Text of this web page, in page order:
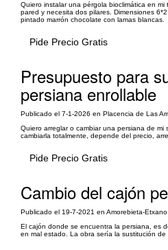
Quiero instalar una pérgola bioclimática en
pared y necesita dos pilares. Dimensiones
pintado marrón chocolate con lamas blancas.
Pide Precio Gratis
Presupuesto para
persiana enrollable
Publicado el 7-1-2026 en Placencia de Las
Quiero arreglar o cambiar una persiana de
cambiarla totalmente, depende del precio,
Pide Precio Gratis
Cambio del cajón
Publicado el 19-7-2021 en Amorebieta-
El cajón donde se encuentra la persiana, es
en mal estado. La obra sería la sustitución de